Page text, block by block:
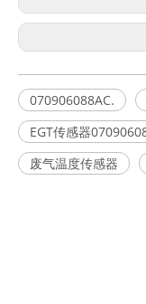
070906088AC.
EGT传感器
废气温度传感器